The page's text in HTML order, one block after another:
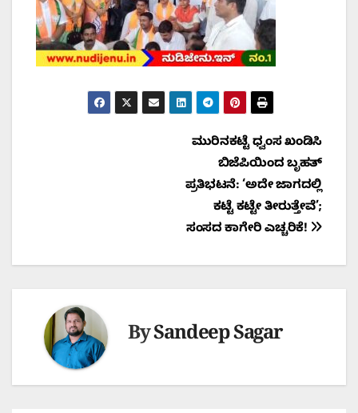
ಮುರಿನಕಟ್ಟೆ ಧ್ವಂಸ ಖಂಡಿಸಿ
ಬಿಜೆಪಿಯಿಂದ ಬೃಹತ್
ಪ್ರತಿಭಟನೆ: ‘ಅದೇ ಜಾಗದಲ್ಲಿ
ಕಟ್ಟೆ ಕಟ್ಟೇ ತೀರುತ್ತೇವೆ’;
ಸಂಸದ ಕಾಗೇರಿ ಎಚ್ಚರಿಕೆ!
BySandeep Sagar